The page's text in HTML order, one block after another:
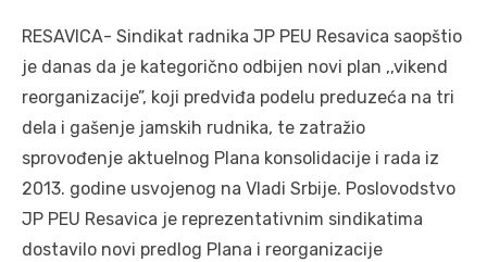
RESAVICA- Sindikat radnika JP PEU Resavica saopštio
je danas da je kategorično odbijen novi plan ,,vikend
reorganizacije”, koji predviđa podelu preduzeća na tri
dela i gašenje jamskih rudnika, te zatražio
sprovođenje aktuelnog Plana konsolidacije i rada iz
2013. godine usvojenog na Vladi Srbije. Poslovodstvo
JP PEU Resavica je reprezentativnim sindikatima
dostavilo novi predlog Plana i reorganizacije